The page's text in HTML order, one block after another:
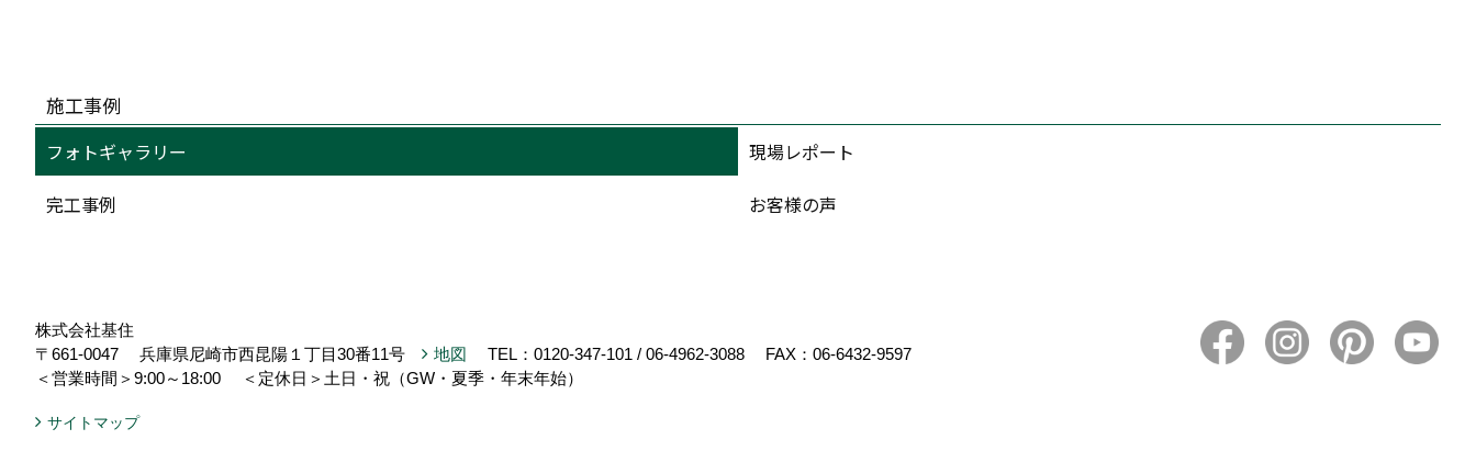
施工事例
フォトギャラリー
現場レポート
完工事例
お客様の声
株式会社基住
〒661-0047
兵庫県尼崎市西昆陽１丁目30番11号 地図 TEL： 0120-347-101 / 06-4962-3088
FAX：06-6432-9597
＜営業時間＞9:00～18:00
＜定休日＞土日・祝（GW・夏季・年末年始）
サイトマップ